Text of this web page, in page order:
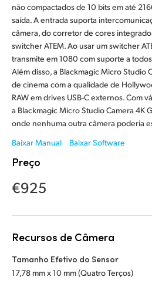
Korea
Mexico
Malaysia
Netherlands
New Zealand
Norway
Spain
não compactados de 10 bits em até
saída. A entrada suporta
câmera, do corretor de cores
switcher ATEM. Ao usar um switcher
transmite em 1080 com suporte a
Além disso, a Blackmagic Micro Studio
de cinema com a qualidade de
RAW em drives USB-C externos. Com
a Blackmagic Micro Studio Camera 4K
onde nenhuma outra câmera poderia
Baixar Manual
Baixar Software
Preço
€925
Recursos de Câmera
Tamanho Efetivo do Sensor
17,78 mm x 10 mm (Quatro Terços)